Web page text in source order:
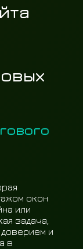
окон
или
задача,
и
в